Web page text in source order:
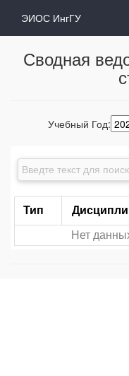
ЭИОС ИнгГУ
Сводная
Учебный Год:
Тип
Нет